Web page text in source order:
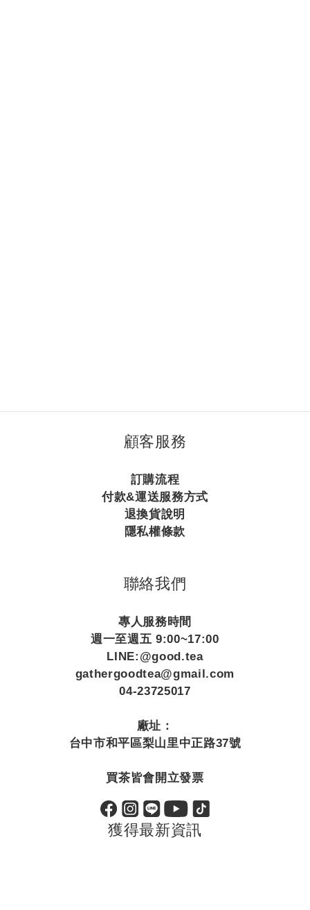
顧客服務
訂購流程
付款&運送服務方式
退換貨說明
隱私權條款
聯絡我們
專人服務時間
週一至週五 9:00~17:00
LINE:@good.tea
gathergoodtea@gmail.com
04-23725017
廠址：
台中市和平區梨山里中正路37號
買茶皆會開立發票
獲得最新資訊